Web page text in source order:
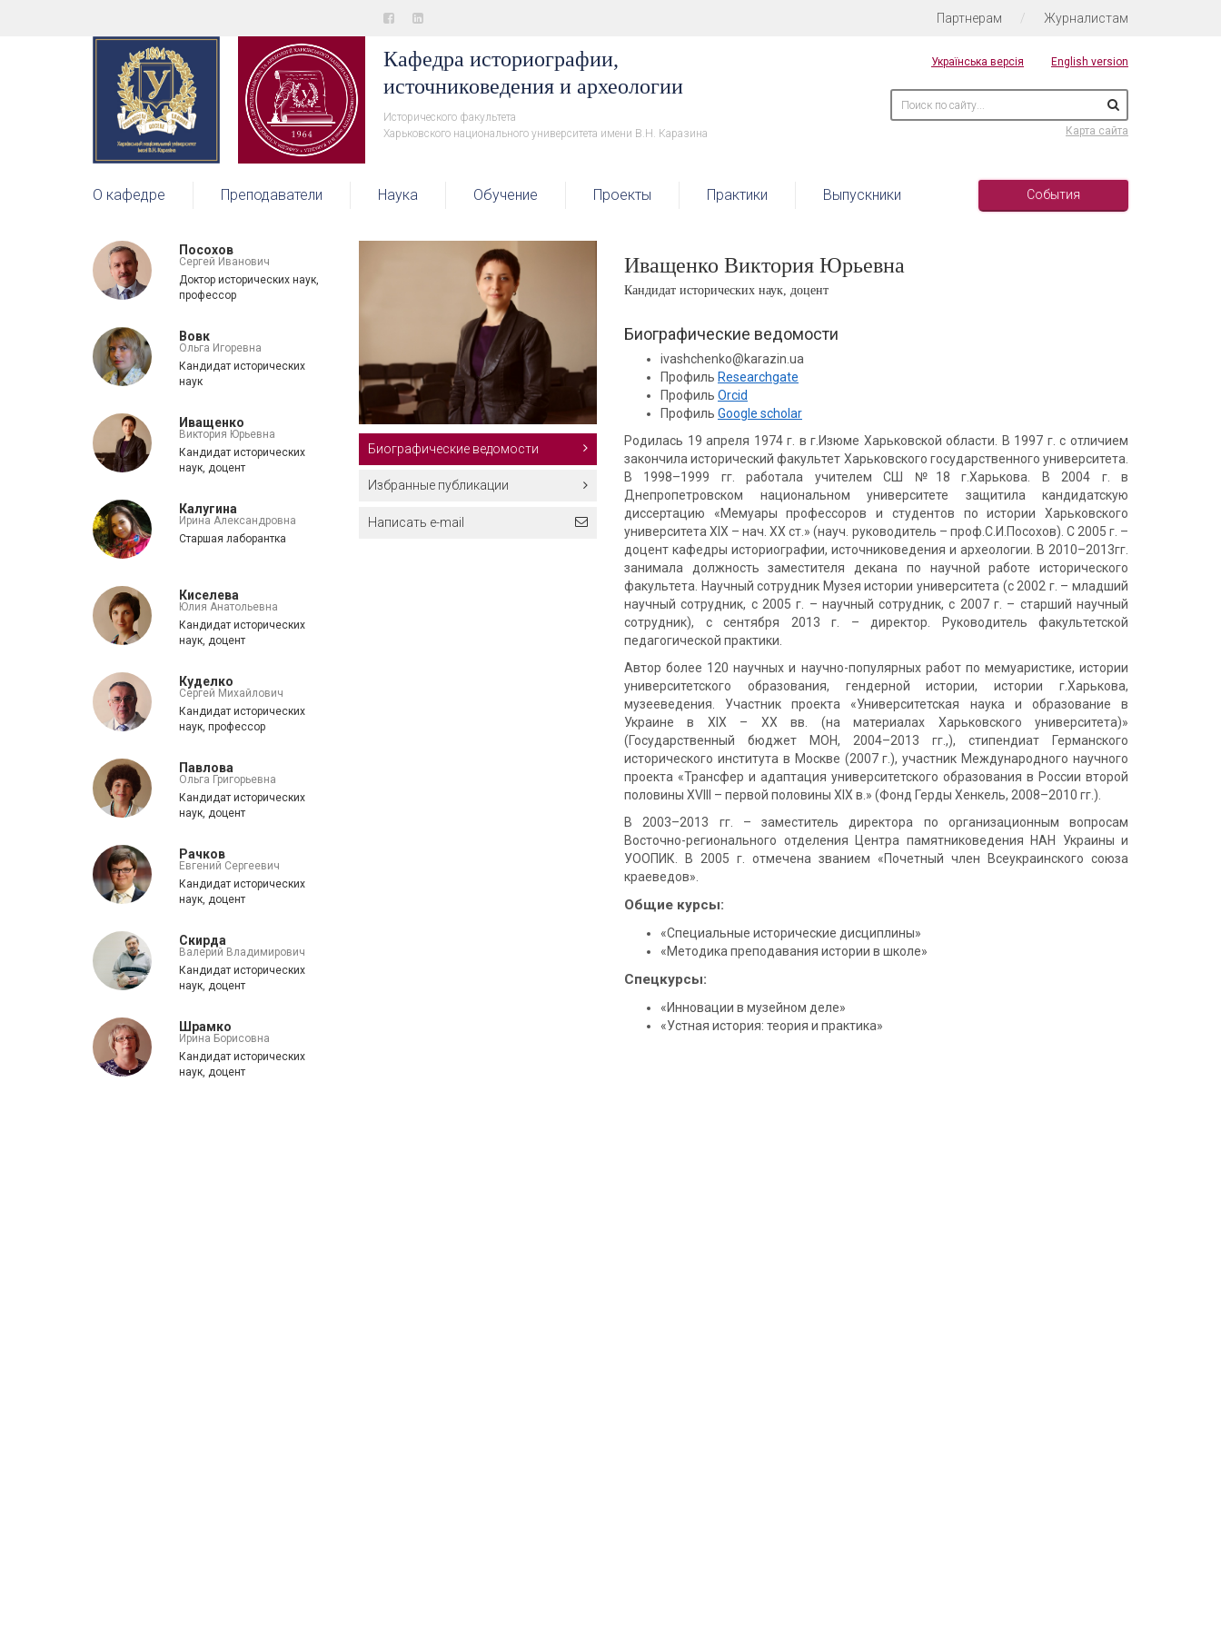
Партнерам / Журналистам
Кафедра историографии,
источниковедения и археологии
Исторического факультета
Харьковского национального университета имени В.Н. Каразина
Українська версія English version
Карта сайта
О кафедре Преподаватели Наука Обучение Проекты Практики Выпускники События
Посохов
Сергей Иванович
Доктор исторических наук,
профессор
Вовк
Ольга Игоревна
Кандидат исторических
наук
Иващенко
Виктория Юрьевна
Кандидат исторических
наук, доцент
Калугина
Ирина Александровна
Старшая лаборантка
Киселева
Юлия Анатольевна
Кандидат исторических
наук, доцент
Куделко
Сергей Михайлович
Кандидат исторических
наук, профессор
Павлова
Ольга Григорьевна
Кандидат исторических
наук, доцент
Рачков
Евгений Сергеевич
Кандидат исторических
наук, доцент
Скирда
Валерий Владимирович
Кандидат исторических
наук, доцент
Шрамко
Ирина Борисовна
Кандидат исторических
наук, доцент
Биографические ведомости
Избранные публикации
Написать e-mail
Иващенко Виктория Юрьевна
Кандидат исторических наук, доцент
Биографические ведомости
ivashchenko@karazin.ua
Профиль Researchgate
Профиль Orcid
Профиль Google scholar
Родилась 19 апреля 1974 г. в г.Изюме Харьковской области. В 1997 г. с отличием
закончила исторический факультет Харьковского государственного университета.
В 1998–1999 гг. работала учителем СШ №18 г.Харькова. В 2004 г. в
Днепропетровском национальном университете защитила кандидатскую
диссертацию «Мемуары профессоров и студентов по истории Харьковского
университета ХІХ – нач. ХХ ст.» (науч. руководитель – проф.С.И.Посохов). С 2005 г. –
доцент кафедры историографии, источниковедения и археологии. В 2010–2013гг.
занимала должность заместителя декана по научной работе исторического
факультета. Научный сотрудник Музея истории университета (с 2002 г. – младший
научный сотрудник, с 2005 г. – научный сотрудник, с 2007 г. – старший научный
сотрудник), с сентября 2013 г. – директор. Руководитель факультетской
педагогической практики.
Автор более 120 научных и научно-популярных работ по мемуаристике, истории
университетского образования, гендерной истории, истории г.Харькова,
музееведения. Участник проекта «Университетская наука и образование в
Украине в ХІХ – ХХ вв. (на материалах Харьковского университета)»
(Государственный бюджет МОН, 2004–2013 гг.,), стипендиат Германского
исторического института в Москве (2007 г.), участник Международного научного
проекта «Трансфер и адаптация университетского образования в России второй
половины XVIII – первой половины ХІХ в.» (Фонд Герды Хенкель, 2008–2010 гг.).
В 2003–2013 гг. – заместитель директора по организационным вопросам
Восточно-регионального отделения Центра памятниковедения НАН Украины и
УООПИК. В 2005 г. отмечена званием «Почетный член Всеукраинского союза
краеведов».
Общие курсы:
«Специальные исторические дисциплины»
«Методика преподавания истории в школе»
Спецкурсы:
«Инновации в музейном деле»
«Устная история: теория и практика»